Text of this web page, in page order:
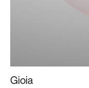
Gioia